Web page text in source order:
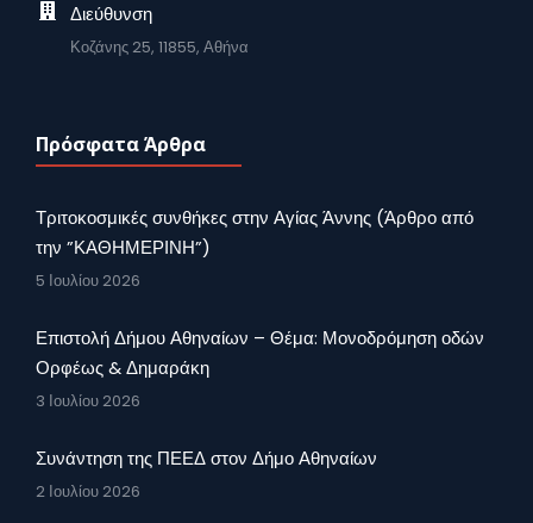
Διεύθυνση
Κοζάνης 25, 11855, Αθήνα
Πρόσφατα Άρθρα
Τριτοκοσμικές συνθήκες στην Αγίας Άννης (Άρθρο από
την ”ΚΑΘΗΜΕΡΙΝΗ”)
5 Ιουλίου 2026
Επιστολή Δήμου Αθηναίων – Θέμα: Μονοδρόμηση οδών
Ορφέως & Δημαράκη
3 Ιουλίου 2026
Συνάντηση της ΠΕΕΔ στον Δήμο Αθηναίων
2 Ιουλίου 2026